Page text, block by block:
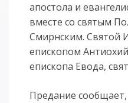
апостола и
вместе со святым
Смирнским. Святой
епископом
епископа Евода,
Предание сообщает,